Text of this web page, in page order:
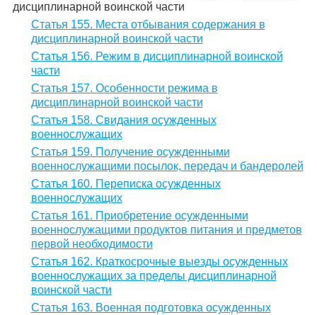
дисциплинарной воинской части
Статья 155. Места отбывания содержания в
дисциплинарной воинской части
Статья 156. Режим в дисциплинарной воинской
части
Статья 157. Особенности режима в
дисциплинарной воинской части
Статья 158. Свидания осужденных
военнослужащих
Статья 159. Получение осужденными
военнослужащими посылок, передач и бандеролей
Статья 160. Переписка осужденных
военнослужащих
Статья 161. Приобретение осужденными
военнослужащими продуктов питания и предметов
первой необходимости
Статья 162. Краткосрочные выезды осужденных
военнослужащих за пределы дисциплинарной
воинской части
Статья 163. Военная подготовка осужденных